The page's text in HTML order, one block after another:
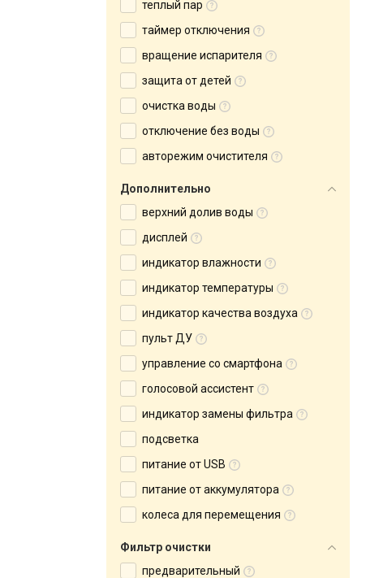
теплый пар
таймер отключения
вращение испарителя
защита от детей
очистка воды
отключение без воды
авторежим очистителя
Дополнительно
верхний долив воды
дисплей
индикатор влажности
индикатор температуры
индикатор качества воздуха
пульт ДУ
управление со смартфона
голосовой ассистент
индикатор замены фильтра
подсветка
питание от USB
питание от аккумулятора
колеса для перемещения
Фильтр очистки
предварительный